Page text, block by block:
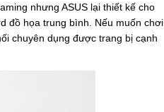
nhưng ASUS lại thiết kế cho
đồ họa trung bình. Nếu muốn chơi
chuyên dụng được trang bị cạnh